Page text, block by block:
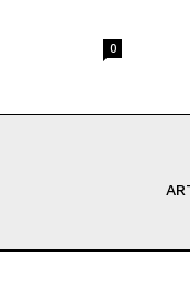
0